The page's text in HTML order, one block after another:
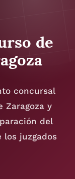
de
concursal
Zaragoza y
del
los juzgados